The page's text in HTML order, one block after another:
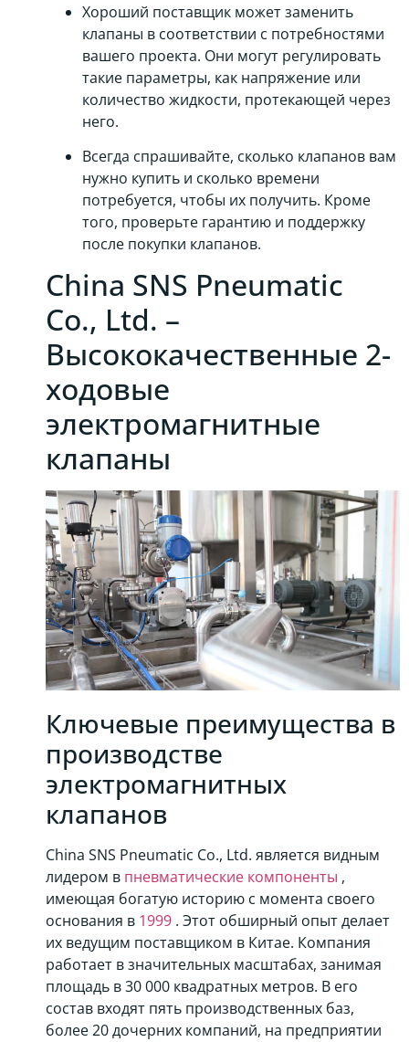
Хороший поставщик может заменить
клапаны в соответствии с потребностями
вашего проекта. Они могут регулировать
такие параметры, как напряжение или
количество жидкости, протекающей через
него.
Всегда спрашивайте, сколько клапанов вам
нужно купить и сколько времени
потребуется, чтобы их получить. Кроме
того, проверьте гарантию и поддержку
после покупки клапанов.
China SNS Pneumatic
Co., Ltd. –
Высококачественные 2-
ходовые
электромагнитные
клапаны
Ключевые преимущества в
производстве
электромагнитных
клапанов
China SNS Pneumatic Co., Ltd. является видным
лидером в пневматические компоненты ,
имеющая богатую историю с момента своего
основания в 1999 . Этот обширный опыт делает
их ведущим поставщиком в Китае. Компания
работает в значительных масштабах, занимая
площадь в 30 000 квадратных метров. В его
состав входят пять производственных баз,
более 20 дочерних компаний, на предприятии